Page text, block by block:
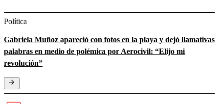
Política
Gabriela Muñoz apareció con fotos en la playa y dejó llamativas
palabras en medio de polémica por Aerocivil: “Elijo mi
revolución”